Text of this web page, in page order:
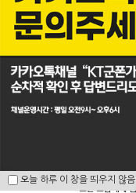
r
e
오늘 하루 이 창을 띄우지 않음